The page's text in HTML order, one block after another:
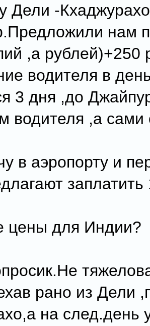
Дели -
нам
,а рублей)+250
водителя в
3 дня ,до
водителя ,а сами
в аэропорту и
цены для Индии?
рано из Дели
на след.день